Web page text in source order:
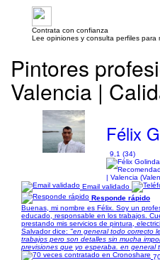
Contrata con confianza
Lee opiniones y consulta perfiles para
Pintores
Valencia |
Félix
9,1 (34)
| Valencia
Email validado
Responde rápido
Buenas, mi nombre es Félix. Soy un
educado, responsable en los trabajos.
prestando mis servicios de pintura,
Salvador dice: "en general todo correcto
trabajos pero son detalles sin mucha
previsiones que yo esperaba. en general